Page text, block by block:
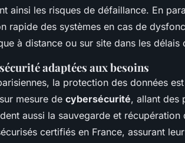
ainsi les risques de défaillance. En
rapide des systèmes en cas de
à distance ou sur site dans les délais
adaptées aux besoins
la protection des données
mesure de cybersécurité, allant des
aussi la sauvegarde et récupération
certifiés en France, assurant